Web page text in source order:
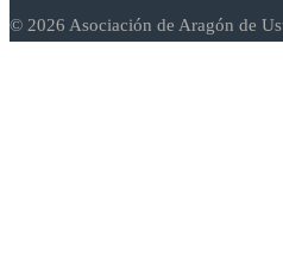
© 2026 Asociación de Aragón de